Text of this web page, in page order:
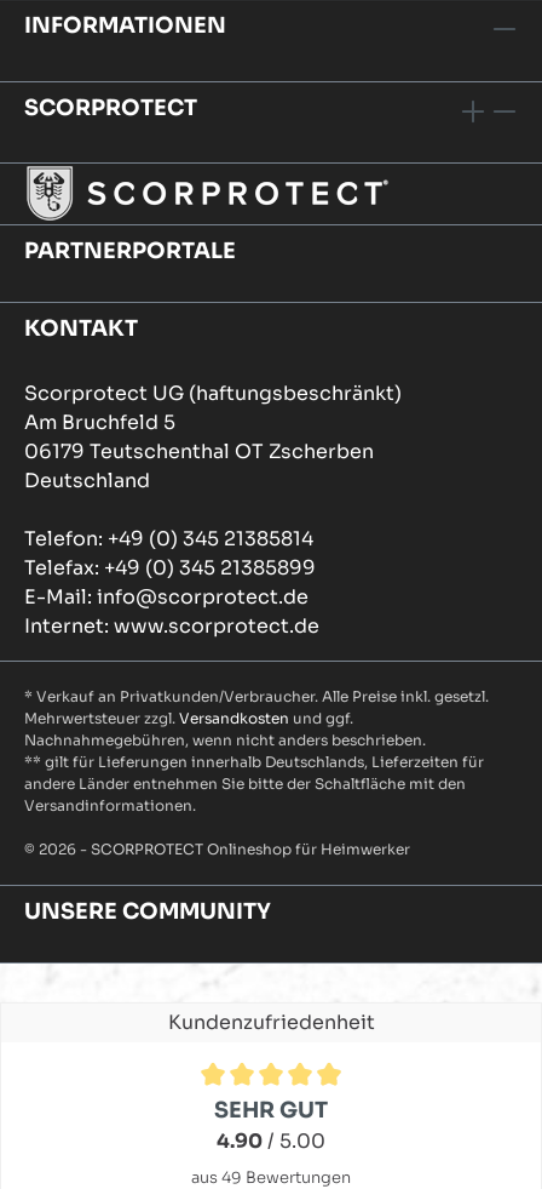
INFORMATIONEN
SCORPROTECT
PARTNERPORTALE
KONTAKT
Scorprotect UG (haftungsbeschränkt)
Am Bruchfeld 5
06179 Teutschenthal OT Zscherben
Deutschland
Telefon: +49 (0) 345 21385814
Telefax: +49 (0) 345 21385899
E-Mail: info@scorprotect.de
Internet: www.scorprotect.de
* Verkauf an Privatkunden/Verbraucher. Alle Preise inkl. gesetzl.
Mehrwertsteuer zzgl. Versandkosten und ggf.
Nachnahmegebühren, wenn nicht anders beschrieben.
** gilt für Lieferungen innerhalb Deutschlands, Lieferzeiten für
andere Länder entnehmen Sie bitte der Schaltfläche mit den
Versandinformationen.
© 2026 - SCORPROTECT Onlineshop für Heimwerker
UNSERE COMMUNITY
Kundenzufriedenheit
Durchschnittliche Bewertung von 4.9 von 5 Sternen
SEHR GUT
4.90/ 5.00
aus 49 Bewertungen